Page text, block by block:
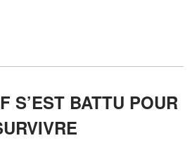
S’EST BATTU POUR